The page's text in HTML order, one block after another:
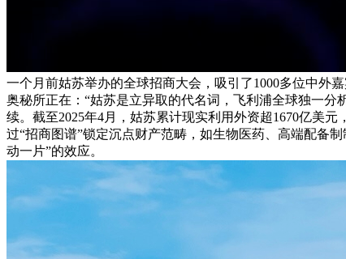
一个月前姑苏举办的全球招商大会，吸引了1000多位中外
奥秘所正在：“姑苏是立异取的代名词，飞利浦全球独一
续。截至2025年4月，姑苏累计现实利用外资超1670亿美
过“招商图谱”锁定沉点财产范畴，如生物医药、高端配备
动一片”的效应。